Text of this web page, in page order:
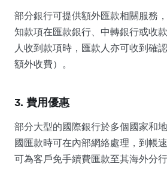
部分銀行可提供額外匯款相關服務
知款項在匯款銀行、中轉銀行或收
人收到款項時，匯款人亦可收到確
額外收費）。
3. 費用優惠
部分大型的國際銀行於多個國家和
國匯款時可在內部網絡處理，到帳
可為客戶免手續費匯款至其海外分行